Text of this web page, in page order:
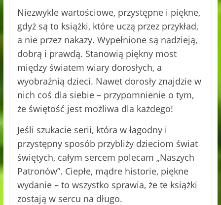
Niezwykle wartościowe, przystępne i piękne,
gdyż są to książki, które uczą przez przykład,
a nie przez nakazy. Wypełnione są nadzieją,
dobrą i prawdą. Stanowią piękny most
między światem wiary dorosłych, a
wyobraźnią dzieci. Nawet dorosły znajdzie w
nich coś dla siebie – przypomnienie o tym,
że świętość jest możliwa dla każdego!
Jeśli szukacie serii, która w łagodny i
przystępny sposób przybliży dzieciom świat
świętych, całym sercem polecam „Naszych
Patronów”. Ciepłe, mądre historie, piękne
wydanie – to wszystko sprawia, że te książki
zostają w sercu na długo.